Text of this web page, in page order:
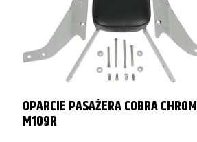
OPARCIE PASAŻERA COBRA CHROM
M109R